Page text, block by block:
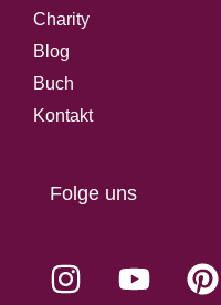
Charity
Blog
Buch
Kontakt
Folge uns